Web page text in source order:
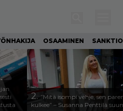
OSAAMINEN SANKTIO
2. ”Mitä isompi vehje, sen
kulkee” – Susanna Penttilä